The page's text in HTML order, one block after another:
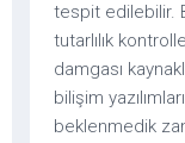
tespit edilebilir.
tutarlılık
damgası
bilişim
beklenmedik